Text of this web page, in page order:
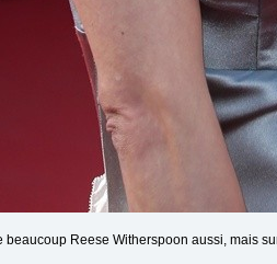
beaucoup Reese Witherspoon aussi, mais